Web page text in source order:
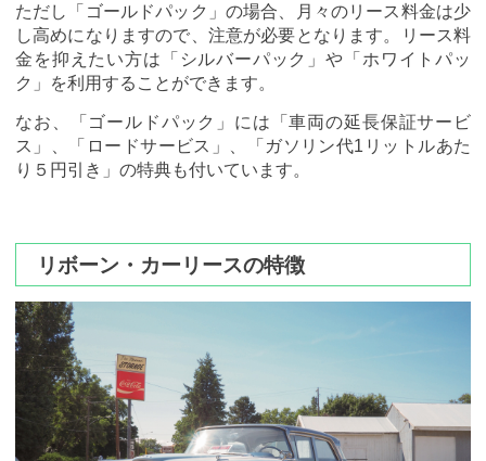
ただし「ゴールドパック」の場合、月々のリース料金は少
し高めになりますので、注意が必要となります。リース料
金を抑えたい方は「シルバーパック」や「ホワイトパッ
ク」を利用することができます。
なお、「ゴールドパック」には「車両の延長保証サービ
ス」、「ロードサービス」、「ガソリン代1リットルあた
り５円引き」の特典も付いています。
リボーン・カーリースの特徴